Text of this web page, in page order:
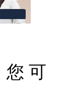
您 可